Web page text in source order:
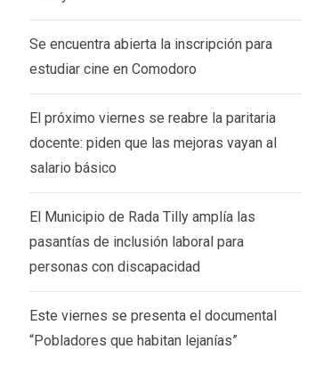
Se encuentra abierta la inscripción para
estudiar cine en Comodoro
El próximo viernes se reabre la paritaria
docente: piden que las mejoras vayan al
salario básico
El Municipio de Rada Tilly amplía las
pasantías de inclusión laboral para
personas con discapacidad
Este viernes se presenta el documental
“Pobladores que habitan lejanías”